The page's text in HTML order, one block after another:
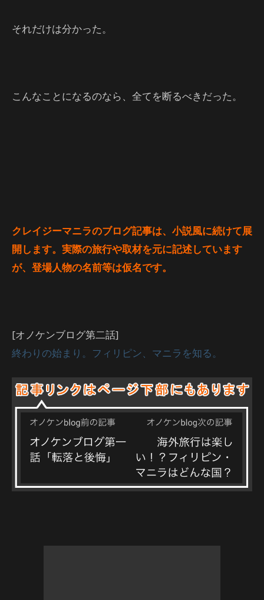
それだけは分かった。
こんなことになるのなら、全てを断るべきだった。
クレイジーマニラのブログ記事は、小説風に続けて展
開します。実際の旅行や取材を元に記述しています
が、登場人物の名前等は仮名です。
[オノケンブログ第二話]
終わりの始まり。フィリピン、マニラを知る。